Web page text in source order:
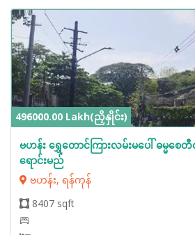
496000.00 Lakh(ညှိနှိုင်း)
ဗဟန်း ရွှေတောင်ကြားလမ်းမပေါ် ဓမ္မစ
ရောင်းမည်
ဗဟန်း, ရန်ကုန်
8407 sqft